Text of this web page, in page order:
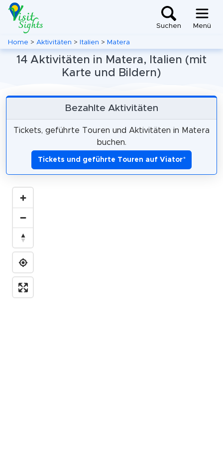
Suchen Menü
Home > Aktivitäten > Italien > Matera
14 Aktivitäten in Matera, Italien (mit
Karte und Bildern)
Bezahlte Aktivitäten
Tickets, geführte Touren und Aktivitäten in Matera
buchen.
Tickets und geführte Touren auf Viator*